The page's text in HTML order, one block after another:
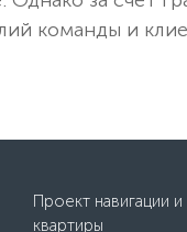
команды и
Проект навигации
квартиры